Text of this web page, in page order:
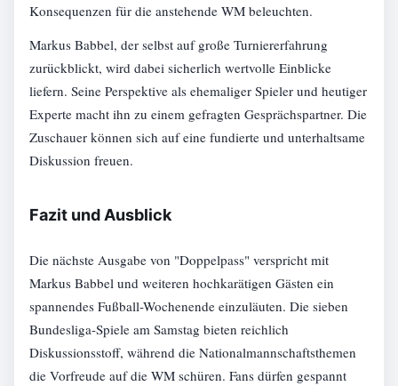
Konsequenzen für die anstehende WM beleuchten.
Markus Babbel, der selbst auf große Turniererfahrung
zurückblickt, wird dabei sicherlich wertvolle Einblicke
liefern. Seine Perspektive als ehemaliger Spieler und heutiger
Experte macht ihn zu einem gefragten Gesprächspartner. Die
Zuschauer können sich auf eine fundierte und unterhaltsame
Diskussion freuen.
Fazit und Ausblick
Die nächste Ausgabe von "Doppelpass" verspricht mit
Markus Babbel und weiteren hochkarätigen Gästen ein
spannendes Fußball-Wochenende einzuläuten. Die sieben
Bundesliga-Spiele am Samstag bieten reichlich
Diskussionsstoff, während die Nationalmannschaftsthemen
die Vorfreude auf die WM schüren. Fans dürfen gespannt